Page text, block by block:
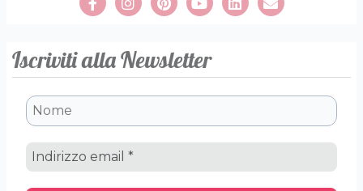
Iscriviti alla Newsletter